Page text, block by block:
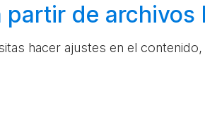
partir de archivos
hacer ajustes en el